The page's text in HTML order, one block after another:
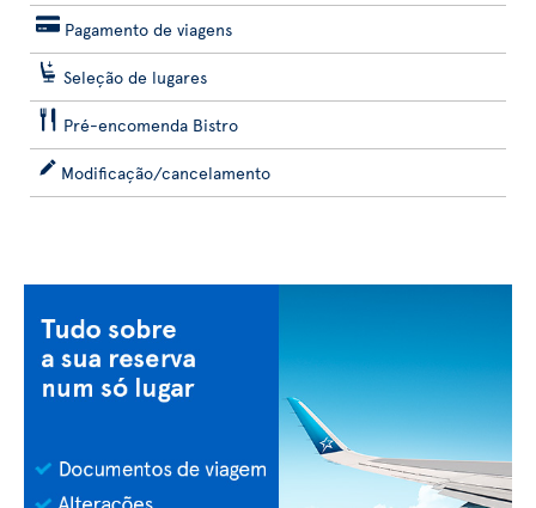
Pagamento de viagens
Seleção de lugares
Pré-encomenda Bistro
Modificação/cancelamento